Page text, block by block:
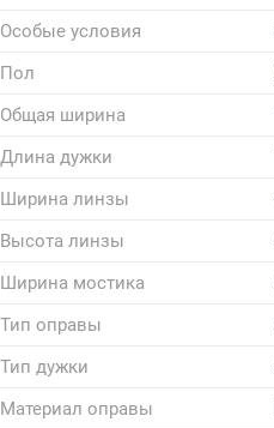
Особые условия
Пол
Общая ширина
Длина дужки
Ширина линзы
Высота линзы
Ширина мостика
Тип оправы
Тип дужки
Материал оправы